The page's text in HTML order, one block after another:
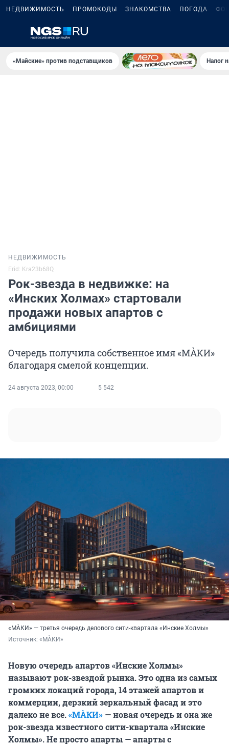
НЕДВИЖИМОСТЬ ПРОМОКОДЫ ЗНАКОМСТВА ПОГОДА
«Майские» против подставщиков Налог
НЕДВИЖИМОСТЬ
Erid: Kra23b68Q
Рок-звезда в недвижке: на
«Инских Холмах» стартовали
продажи новых апартов с
амбициями
Очередь получила собственное имя «МÀКИ»
благодаря смелой концепции.
24 августа 2023, 00:00 5 542
«МÀКИ» — третья очередь делового сити-квартала «Инские Холмы»
Источник: «МÀКИ»
Новую очередь апартов «Инские Холмы»
называют рок-звездой рынка. Это одна из самых
громких локаций города, 14 этажей апартов и
коммерции, дерзкий зеркальный фасад и это
далеко не все.«МÀКИ» — новая очередь и она же
рок-звезда известного сити-квартала «Инские
Холмы». Не просто апарты — апарты с